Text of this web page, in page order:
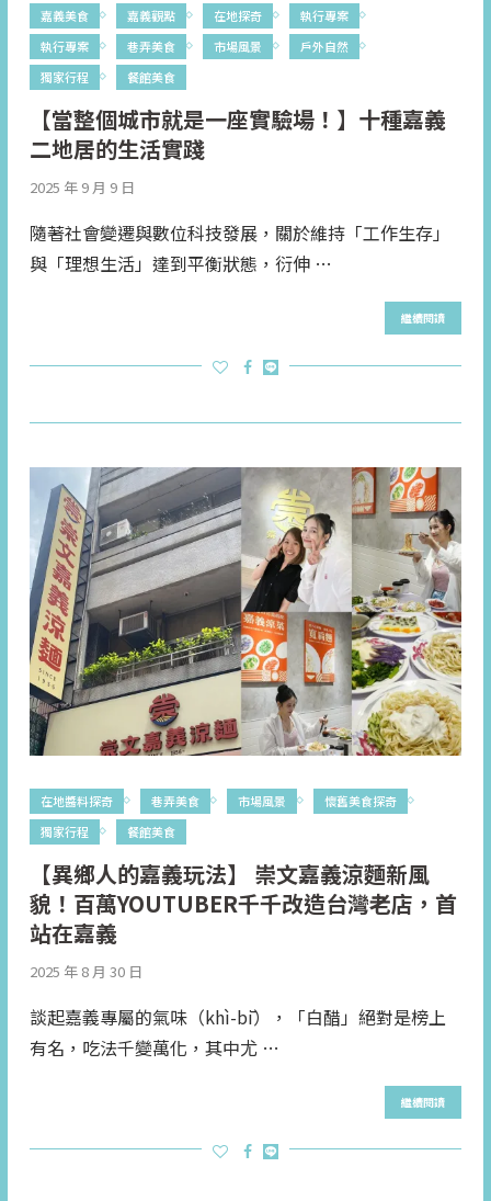
嘉義美食
嘉義觀點 在地探奇
執行專案
執行專案
巷弄美食 市場風景
戶外自然
獨家行程
餐館美食
【當整個城市就是一座實驗場！】十種嘉義
二地居的生活實踐
2025 年 9 月 9 日
隨著社會變遷與數位科技發展，關於維持「工作生存」
與「理想生活」達到平衡狀態，衍伸 …
繼續閱讀
在地醬料探奇 巷弄美食 市場風景
懷舊美食探奇
獨家行程
餐館美食
【異鄉人的嘉義玩法】 崇文嘉義涼麵新風
貌！百萬YOUTUBER千千改造台灣老店，首
站在嘉義
2025 年 8 月 30 日
談起嘉義專屬的氣味（khì-bī），「白醋」絕對是榜上
有名，吃法千變萬化，其中尤 …
繼續閱讀